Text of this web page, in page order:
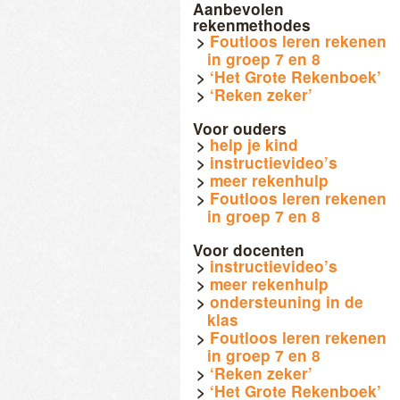
Aanbevolen
rekenmethodes
Foutloos leren rekenen
in groep 7 en 8
‘Het Grote Rekenboek’
‘Reken zeker’
Voor ouders
help je kind
instructievideo’s
meer rekenhulp
Foutloos leren rekenen
in groep 7 en 8
Voor docenten
instructievideo’s
meer rekenhulp
ondersteuning in de
klas
Foutloos leren rekenen
in groep 7 en 8
‘Reken zeker’
‘Het Grote Rekenboek’